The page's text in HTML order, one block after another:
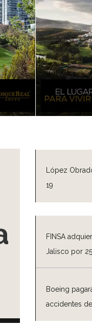
López
19
FINSA
Jalisco por
Boeing
accidentes